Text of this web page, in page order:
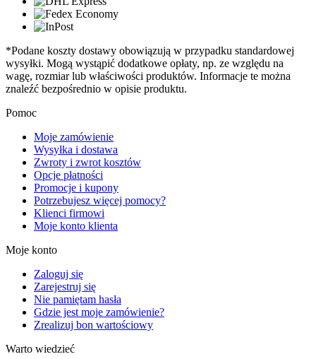
*Podane koszty dostawy obowiązują w przypadku standardowej
wysyłki. Mogą wystąpić dodatkowe opłaty, np. ze względu na
wagę, rozmiar lub właściwości produktów. Informacje te można
znaleźć bezpośrednio w opisie produktu.
Pomoc
Moje zamówienie
Wysyłka i dostawa
Zwroty i zwrot kosztów
Opcje płatności
Promocje i kupony
Potrzebujesz więcej pomocy?
Klienci firmowi
Moje konto klienta
Moje konto
Zaloguj się
Zarejestruj się
Nie pamiętam hasła
Gdzie jest moje zamówienie?
Zrealizuj bon wartościowy
Warto wiedzieć